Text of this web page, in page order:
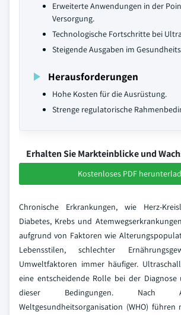
Erweiterte Anwendungen in der
Versorgung.
Technologische Fortschritte bei
Steigende Ausgaben im
Herausforderungen
Hohe Kosten für die Ausrüstung.
Strenge regulatorische
Erhalten Sie Markteinblicke und
Kostenloses PDF
Chronische Erkrankungen, wie Herz-
Diabetes, Krebs und
aufgrund von Faktoren wie
Lebensstilen, schlechter
Umweltfaktoren immer häufiger.
eine entscheidende Rolle bei der Diagnose
dieser Bedingungen. Nach
Weltgesundheitsorganisation (WHO)